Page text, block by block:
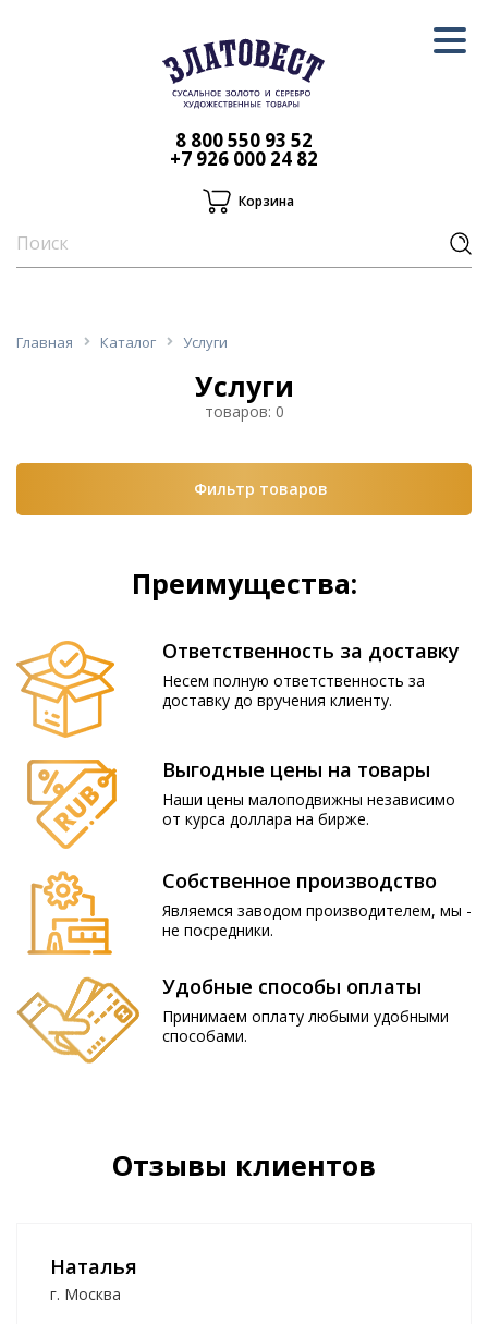
8 800 550 93 52
+7 926 000 24 82
Корзина
Главная Каталог Услуги
Услуги
товаров: 0
Фильтр товаров
Преимущества:
Ответственность за доставку
Несем полную ответственность за
доставку до вручения клиенту.
Выгодные цены на товары
Наши цены малоподвижны независимо
от курса доллара на бирже.
Собственное производство
Являемся заводом производителем, мы -
не посредники.
Удобные способы оплаты
Принимаем оплату любыми удобными
способами.
Отзывы клиентов
Наталья
г. Москва